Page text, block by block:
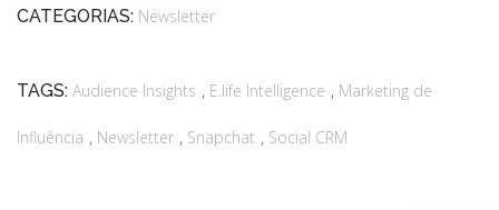
CATEGORIAS: Newsletter
TAGS: Audience Insights , E.life Intelligence , Marketing de
Influência , Newsletter , Snapchat , Social CRM